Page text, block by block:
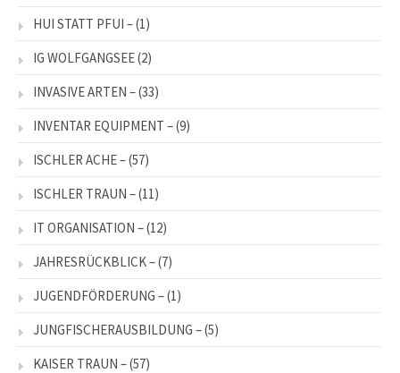
HUI STATT PFUI –(1)
IG WOLFGANGSEE(2)
INVASIVE ARTEN –(33)
INVENTAR EQUIPMENT –(9)
ISCHLER ACHE –(57)
ISCHLER TRAUN –(11)
IT ORGANISATION –(12)
JAHRESRÜCKBLICK –(7)
JUGENDFÖRDERUNG –(1)
JUNGFISCHERAUSBILDUNG –(5)
KAISER TRAUN –(57)